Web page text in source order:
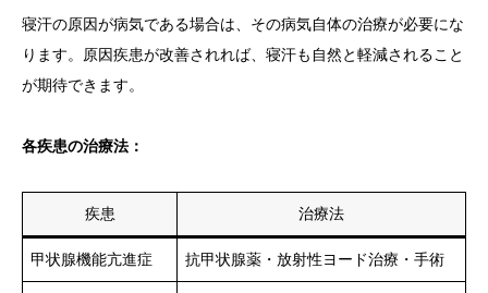
寝汗の原因が病気である場合は、その病気自体の治療が必要にな
ります。原因疾患が改善されれば、寝汗も自然と軽減されること
が期待できます。
各疾患の治療法：
疾患 治療法
甲状腺機能亢進症 抗甲状腺薬・放射性ヨード治療・手術